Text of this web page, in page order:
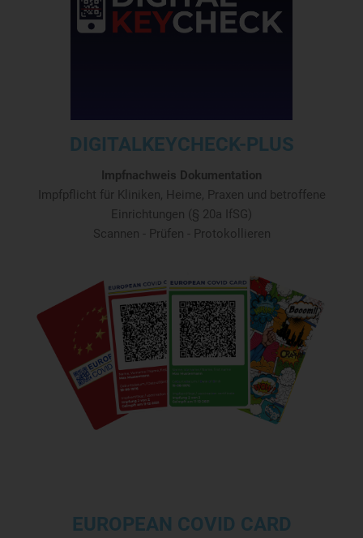
DIGITALKEYCHECK-PLUS
Impfnachweis Dokumentation
Impfpflicht für Kliniken, Heime, Praxen und betroffene
Einrichtungen (§ 20a IfSG)
Scannen - Prüfen - Protokollieren
EUROPEAN COVID CARD